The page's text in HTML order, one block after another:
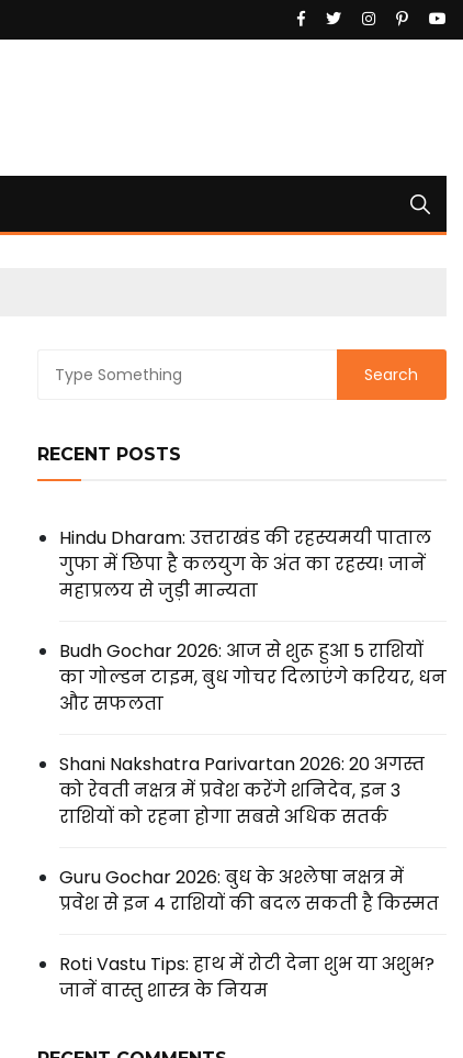
RECENT POSTS
Hindu Dharam: उत्तराखंड की रहस्यमयी पाताल
गुफा में छिपा है कलयुग के अंत का रहस्य! जानें
महाप्रलय से जुड़ी मान्यता
Budh Gochar 2026: आज से शुरू हुआ 5 राशियों
का गोल्डन टाइम, बुध गोचर दिलाएंगे करियर, धन
और सफलता
Shani Nakshatra Parivartan 2026: 20 अगस्त
को रेवती नक्षत्र में प्रवेश करेंगे शनिदेव, इन 3
राशियों को रहना होगा सबसे अधिक सतर्क
Guru Gochar 2026: बुध के अश्लेषा नक्षत्र में
प्रवेश से इन 4 राशियों की बदल सकती है किस्मत
Roti Vastu Tips: हाथ में रोटी देना शुभ या अशुभ?
जानें वास्तु शास्त्र के नियम